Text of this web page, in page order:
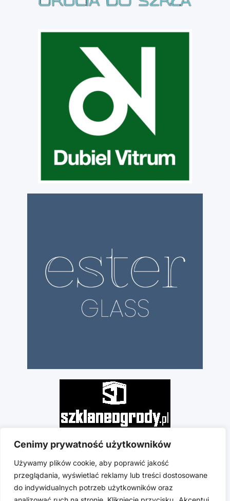
Cenimy prywatność użytkowników
Używamy plików cookie, aby poprawić jakość
przeglądania, wyświetlać reklamy lub treści dostosowane
do indywidualnych potrzeb użytkowników oraz